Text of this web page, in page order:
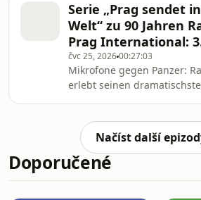
Serie „Prag sendet
Welt“ zu 90 Jahren
Prag International:
čvc 25, 202600:27:03
Mikrofone gegen Panzer:
erlebt seinen
Načíst další
Doporučené